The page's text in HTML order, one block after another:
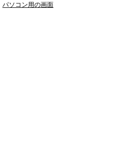
パソコン用の画面